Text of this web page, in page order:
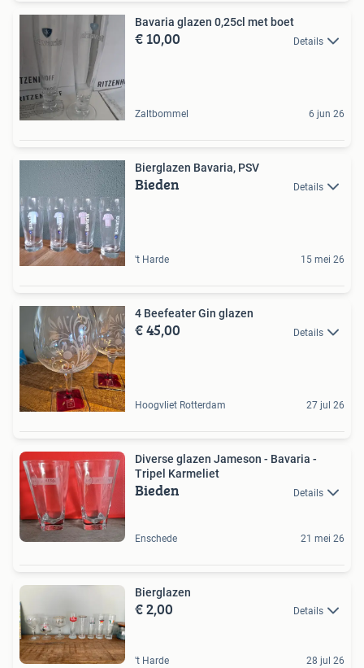
Bavaria glazen 0,25cl met boet
€ 10,00 Details
Zaltbommel 6 jun 26
Bierglazen Bavaria, PSV
Bieden Details
't Harde 15 mei 26
4 Beefeater Gin glazen
€ 45,00 Details
Hoogvliet Rotterdam 27 jul 26
Diverse glazen Jameson - Bavaria -
Tripel Karmeliet
Bieden Details
Enschede 21 mei 26
Bierglazen
€ 2,00 Details
't Harde 28 jul 26